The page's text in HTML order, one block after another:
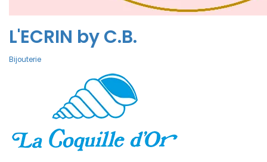
L'ECRIN by C.B.
Bijouterie